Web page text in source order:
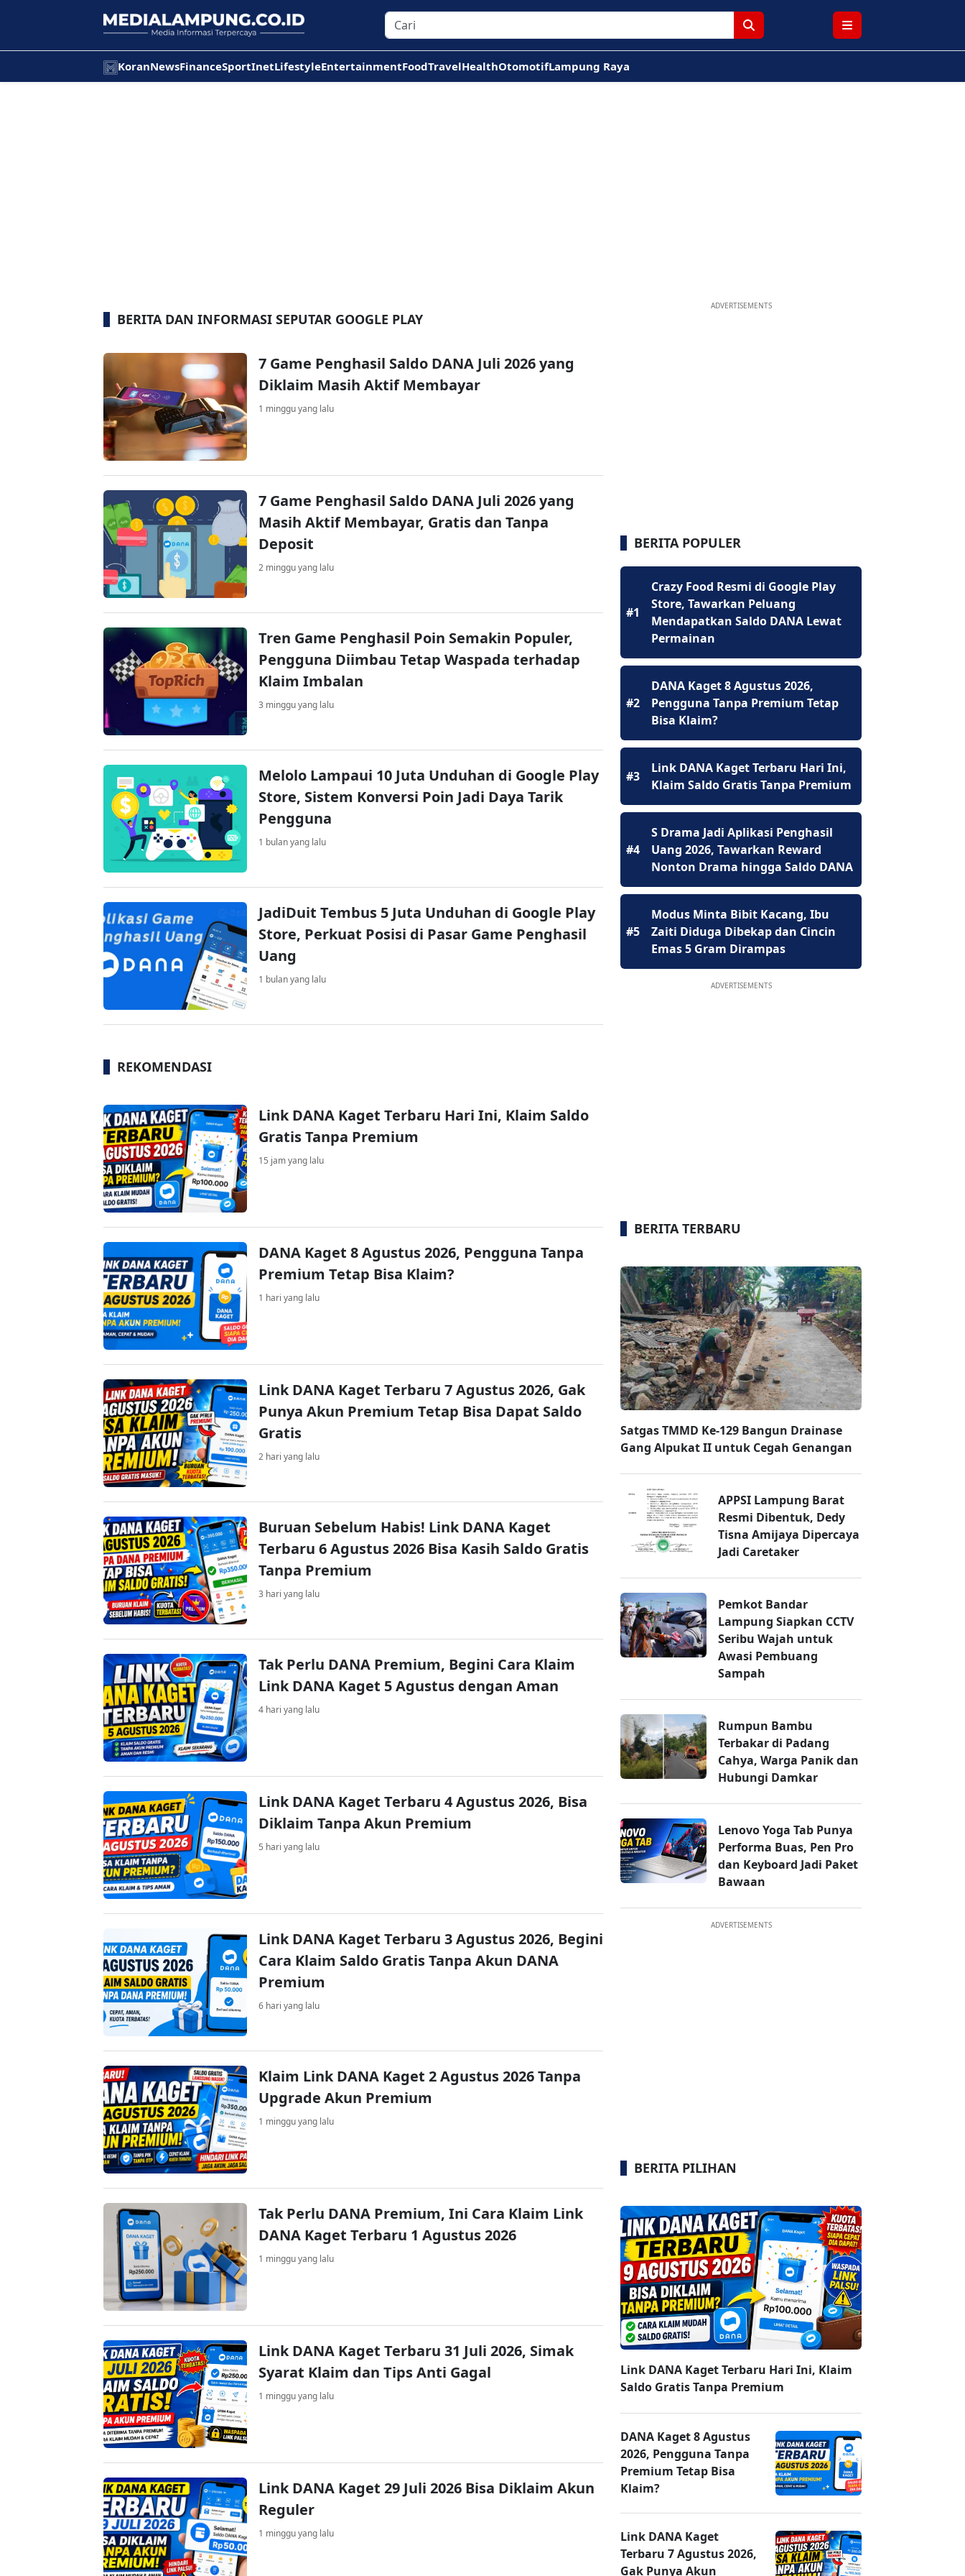
KoranNewsFinanceSportInetLifestyleEntertainmentFoodTravelHealthOtomotifLampung Raya
BERITA DAN INFORMASI SEPUTAR GOOGLE PLAY
7 Game Penghasil Saldo DANA Juli 2026 yang
Diklaim Masih Aktif Membayar
1 minggu yang lalu
7 Game Penghasil Saldo DANA Juli 2026 yang
Masih Aktif Membayar, Gratis dan Tanpa
Deposit
2 minggu yang lalu
Tren Game Penghasil Poin Semakin Populer,
Pengguna Diimbau Tetap Waspada terhadap
Klaim Imbalan
3 minggu yang lalu
Melolo Lampaui 10 Juta Unduhan di Google Play
Store, Sistem Konversi Poin Jadi Daya Tarik
Pengguna
1 bulan yang lalu
JadiDuit Tembus 5 Juta Unduhan di Google Play
Store, Perkuat Posisi di Pasar Game Penghasil
Uang
1 bulan yang lalu
REKOMENDASI
Link DANA Kaget Terbaru Hari Ini, Klaim Saldo
Gratis Tanpa Premium
15 jam yang lalu
DANA Kaget 8 Agustus 2026, Pengguna Tanpa
Premium Tetap Bisa Klaim?
1 hari yang lalu
Link DANA Kaget Terbaru 7 Agustus 2026, Gak
Punya Akun Premium Tetap Bisa Dapat Saldo
Gratis
2 hari yang lalu
Buruan Sebelum Habis! Link DANA Kaget
Terbaru 6 Agustus 2026 Bisa Kasih Saldo Gratis
Tanpa Premium
3 hari yang lalu
Tak Perlu DANA Premium, Begini Cara Klaim
Link DANA Kaget 5 Agustus dengan Aman
4 hari yang lalu
Link DANA Kaget Terbaru 4 Agustus 2026, Bisa
Diklaim Tanpa Akun Premium
5 hari yang lalu
Link DANA Kaget Terbaru 3 Agustus 2026, Begini
Cara Klaim Saldo Gratis Tanpa Akun DANA
Premium
6 hari yang lalu
Klaim Link DANA Kaget 2 Agustus 2026 Tanpa
Upgrade Akun Premium
1 minggu yang lalu
Tak Perlu DANA Premium, Ini Cara Klaim Link
DANA Kaget Terbaru 1 Agustus 2026
1 minggu yang lalu
Link DANA Kaget Terbaru 31 Juli 2026, Simak
Syarat Klaim dan Tips Anti Gagal
1 minggu yang lalu
Link DANA Kaget 29 Juli 2026 Bisa Diklaim Akun
Reguler
1 minggu yang lalu
ADVERTISEMENTS
BERITA POPULER
#1
Crazy Food Resmi di Google Play
Store, Tawarkan Peluang
Mendapatkan Saldo DANA Lewat
Permainan
#2
DANA Kaget 8 Agustus 2026,
Pengguna Tanpa Premium Tetap
Bisa Klaim?
#3
Link DANA Kaget Terbaru Hari Ini,
Klaim Saldo Gratis Tanpa Premium
#4
S Drama Jadi Aplikasi Penghasil
Uang 2026, Tawarkan Reward
Nonton Drama hingga Saldo DANA
#5
Modus Minta Bibit Kacang, Ibu
Zaiti Diduga Dibekap dan Cincin
Emas 5 Gram Dirampas
ADVERTISEMENTS
BERITA TERBARU
Satgas TMMD Ke-129 Bangun Drainase
Gang Alpukat II untuk Cegah Genangan
APPSI Lampung Barat
Resmi Dibentuk, Dedy
Tisna Amijaya Dipercaya
Jadi Caretaker
Pemkot Bandar
Lampung Siapkan CCTV
Seribu Wajah untuk
Awasi Pembuang
Sampah
Rumpun Bambu
Terbakar di Padang
Cahya, Warga Panik dan
Hubungi Damkar
Lenovo Yoga Tab Punya
Performa Buas, Pen Pro
dan Keyboard Jadi Paket
Bawaan
ADVERTISEMENTS
BERITA PILIHAN
Link DANA Kaget Terbaru Hari Ini, Klaim
Saldo Gratis Tanpa Premium
DANA Kaget 8 Agustus
2026, Pengguna Tanpa
Premium Tetap Bisa
Klaim?
Link DANA Kaget
Terbaru 7 Agustus 2026,
Gak Punya Akun